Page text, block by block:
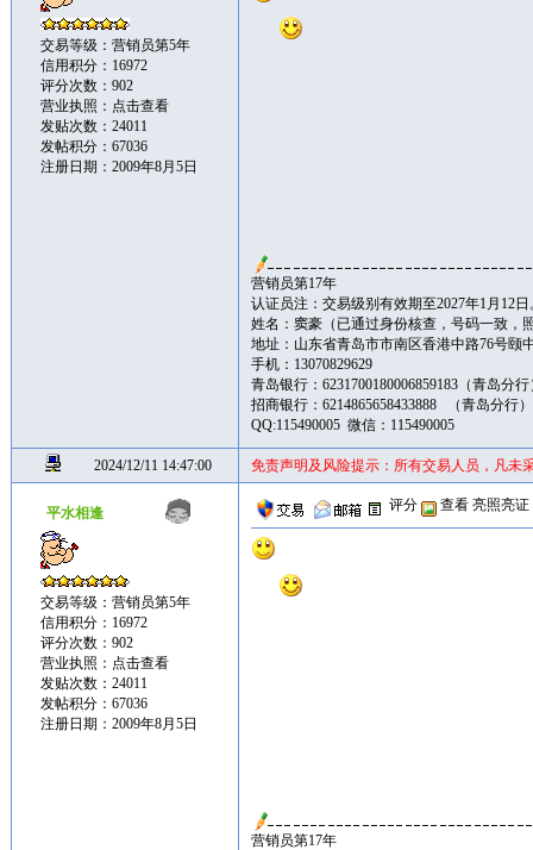
交易等级：营销员第5年
信用积分：16972
评分次数：902
营业执照： 点击查看
发贴次数：24011
发帖积分：67036
注册日期：2009年8月5日
营销员第17年
认证员注：交易级别有效期至2027年1月12日
姓名：窦豪（已通过身份核查，号码一致，
地址：山东省青岛市市南区香港中路76号颐
手机：13070829629
青岛银行：6231700180006859183（青岛分
招商银行：6214865658433888 （青岛分行
QQ:115490005 微信：115490005
2024/12/11 14:47:00 免责声明及风险提示：所有交易人员，凡未
平水相逢
交易等级：营销员第5年
信用积分：16972
评分次数：902
营业执照： 点击查看
发贴次数：24011
发帖积分：67036
注册日期：2009年8月5日
评分 查看 亮照亮证
营销员第17年